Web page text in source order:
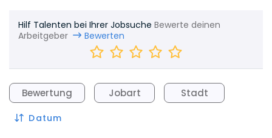
Hilf Talenten bei Ihrer Jobsuche Bewerte deinen
Arbeitgeber
Bewerten
Bewertung Jobart Stadt
Datum